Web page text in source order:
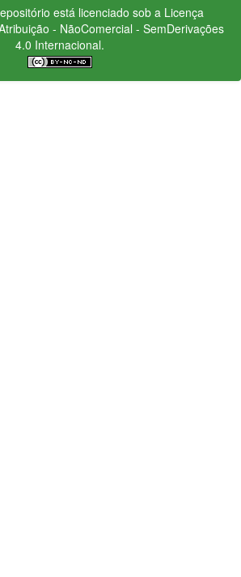
está licenciado sob a Licença
- NãoComercial - SemDerivações
4.0 Internacional.